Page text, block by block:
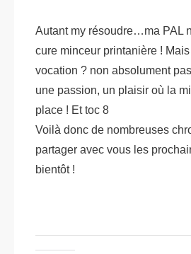
Autant my résoudre…ma PAL
cure minceur printanière !
vocation ? non absolument
une passion, un plaisir où la
place ! Et toc 8
Voilà donc de nombreuses
partager avec vous les
bientôt !